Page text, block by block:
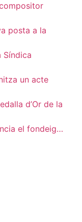
posta a la
Síndica
un acte
d’Or de la
el fondeig…